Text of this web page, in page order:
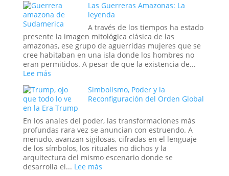
donde
Decide
la
Hora
del
Apocalipsis
«Niños
y
el
Proyecto
Stargate:
¿La
de
la
o
el
Sueño
de
un
Espía?
Las Guerreras Amazonas: La
leyenda
A través de los tiempos ha estado
presente la imagen mitológica clásica de las
amazonas, ese grupo de aguerridas mujeres que se
cree habitaban en una isla donde los hombres no
eran permitidos. A pesar de que la existencia de...
Lee más:
Guerreras
Amazonas:
La
leyenda
Simbolismo, Poder y la
Reconfiguración del Orden Global
en la Era Trump
En los anales del poder, las transformaciones más
profundas rara vez se anuncian con estruendo. A
menudo, avanzan sigilosas, cifradas en el lenguaje
de los símbolos, los rituales no dichos y la
arquitectura del mismo escenario donde se
desarrolla el... Lee más: